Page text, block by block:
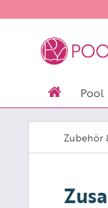
Pool
Zubehör